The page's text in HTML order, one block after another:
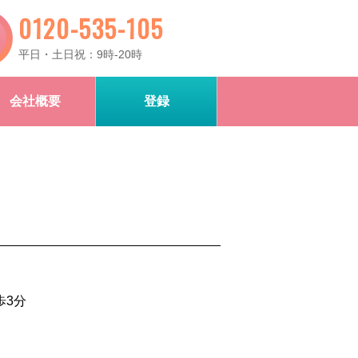
0120-535-105
平日・土日祝：9時-20時
会社概要 登録
3分